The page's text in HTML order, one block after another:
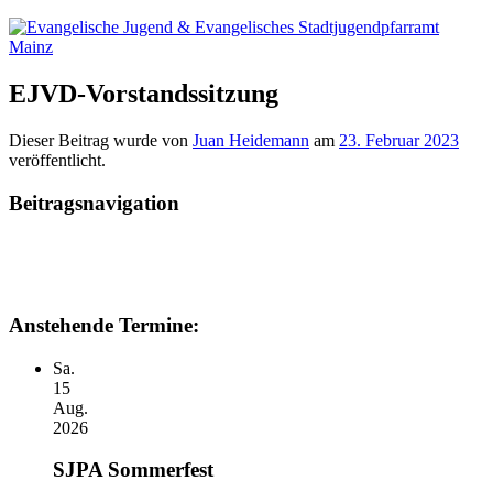
EJVD-Vorstandssitzung
Dieser Beitrag wurde von Juan Heidemann am 23. Februar 2023
veröffentlicht.
Beitragsnavigation
Anstehende Termine:
Sa.
15
Aug.
2026
SJPA Sommerfest